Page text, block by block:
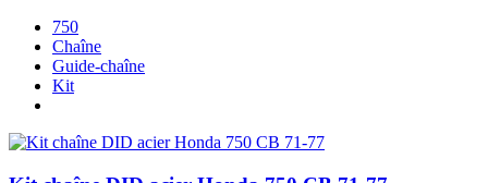
750
Chaîne
Guide-chaîne
Kit